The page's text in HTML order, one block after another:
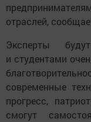
отраслей,
Эксперты
и студентами
современные
прогресс,
смогут